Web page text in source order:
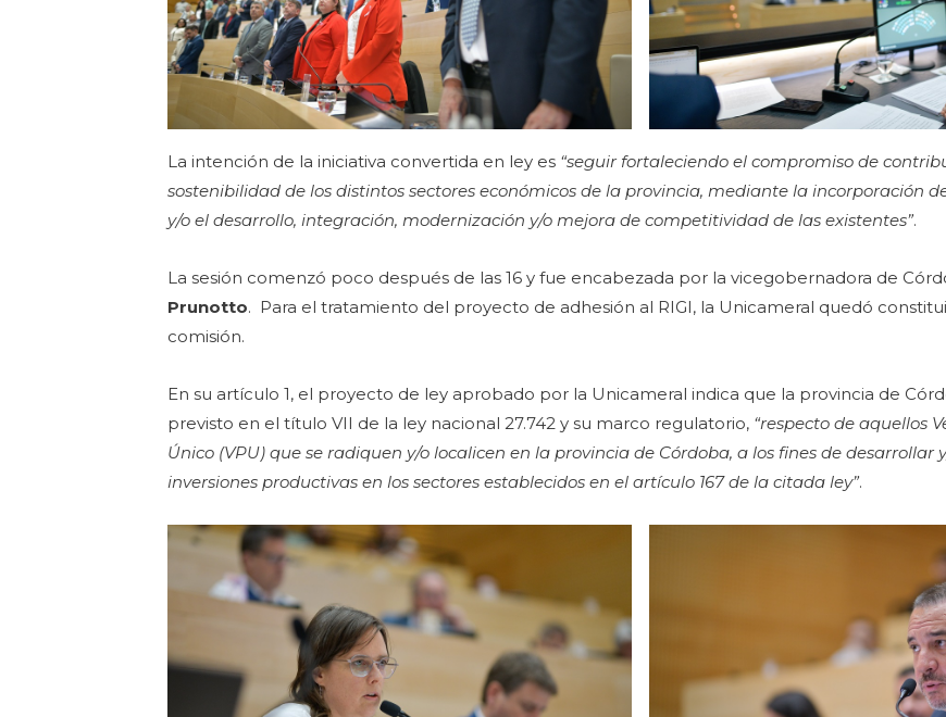
La intención de la iniciativa convertida en ley es “seguir fortaleciendo el compromiso de
sostenibilidad de los distintos sectores económicos de la provincia, mediante la incorporación
y/o el desarrollo, integración, modernización y/o mejora de competitividad de las existentes”.
La sesión comenzó poco después de las 16 y fue encabezada por la vicegobernadora de
Prunotto. Para el tratamiento del proyecto de adhesión al RIGI, la Unicameral quedó
comisión.
En su artículo 1, el proyecto de ley aprobado por la Unicameral indica que la provincia de
previsto en el título VII de la ley nacional 27.742 y su marco regulatorio, “respecto de aquellos
Único (VPU) que se radiquen y/o localicen en la provincia de Córdoba, a los fines de desarrollar
inversiones productivas en los sectores establecidos en el artículo 167 de la citada ley”.